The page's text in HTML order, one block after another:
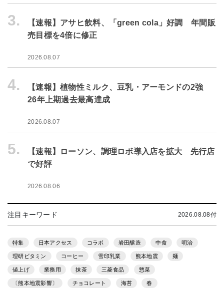
3.
【速報】アサヒ飲料、「green cola」好調 年間販
売目標を4倍に修正
2026.08.07
4.
【速報】植物性ミルク、豆乳・アーモンドの2強
26年上期過去最高達成
2026.08.07
5.
【速報】ローソン、調理ロボ導入店を拡大 先行店
で好評
2026.08.06
注目キーワード 2026.08.08付
特集 日本アクセス コラボ 岩田醸造 中食 明治
理研ビタミン コーヒー 雪印乳業 熊本地震 麺
値上げ 業務用 抹茶 三菱食品 惣菜
〔熊本地震影響〕 チョコレート 海苔 春